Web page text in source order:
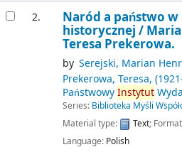
2. Naród a państwo
historycznej /
Teresa Prekerowa.
by Serejski, Marian
Prekerowa, Teresa,
PaństwowyInstytut
Series: Biblioteka Myśli
Material type:
Text;
Language: Polish